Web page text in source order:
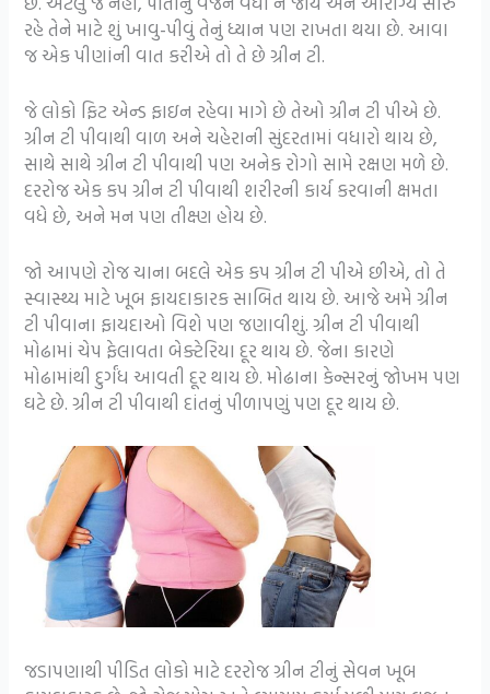
રહે તેને માટે શું ખાવુ-પીવું તેનું ધ્યાન પણ રાખતા થયા છે. આવા
જ એક પીણાંની વાત કરીએ તો તે છે ગ્રીન ટી.
જે લોકો ફિટ એન્ડ ફાઇન રહેવા માગે છે તેઓ ગ્રીન ટી પીએ છે.
ગ્રીન ટી પીવાથી વાળ અને ચહેરાની સુંદરતામાં વધારો થાય છે,
સાથે સાથે ગ્રીન ટી પીવાથી પણ અનેક રોગો સામે રક્ષણ મળે છે.
દરરોજ એક કપ ગ્રીન ટી પીવાથી શરીરની કાર્ય કરવાની ક્ષમતા
વધે છે, અને મન પણ તીક્ષ્ણ હોય છે.
જો આપણે રોજ ચાના બદલે એક કપ ગ્રીન ટી પીએ છીએ, તો તે
સ્વાસ્થ્ય માટે ખૂબ ફાયદાકારક સાબિત થાય છે. આજે અમે ગ્રીન
ટી પીવાના ફાયદાઓ વિશે પણ જણાવીશું. ગ્રીન ટી પીવાથી
મોઢામાં ચેપ ફેલાવતા બેક્ટેરિયા દૂર થાય છે. જેના કારણે
મોઢામાંથી દુર્ગંધ આવતી દૂર થાય છે. મોઢાના કેન્સરનું જોખમ પણ
ઘટે છે. ગ્રીન ટી પીવાથી દાંતનું પીળાપણું પણ દૂર થાય છે.
જડાપણાથી પીડિત લોકો માટે દરરોજ ગ્રીન ટીનું સેવન ખૂબ